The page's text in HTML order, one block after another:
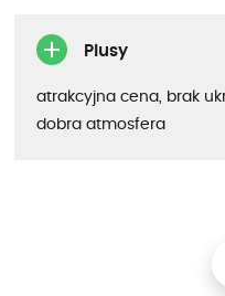
Plusy
atrakcyjna cena, brak
dobra atmosfera